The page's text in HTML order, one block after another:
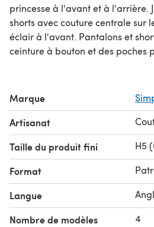
princesse à l'avant et à l'arrière.
shorts avec couture centrale sur
éclair à l'avant. Pantalons et
ceinture à bouton et des poches
Marque
Artisanat
Taille du produit fini H5
Format
Langue
Nombre de modèles 4